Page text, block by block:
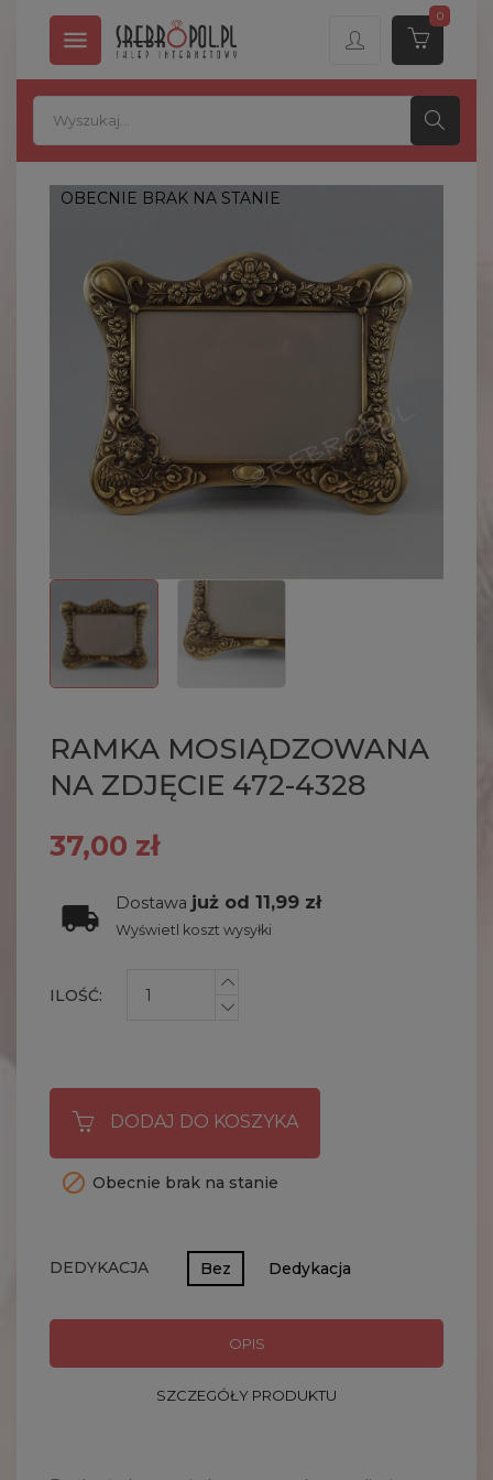

0
OBECNIE BRAK NA STANIE
RAMKA MOSIĄDZOWANA
NA ZDJĘCIE 472-4328
37,00 zł
Dostawa już od 11,99 zł
Wyświetl koszt wysyłki
ILOŚĆ:
DODAJ DO KOSZYKA
 Obecnie brak na stanie
DEDYKACJA Bez Dedykacja
OPIS
SZCZEGÓŁY PRODUKTU